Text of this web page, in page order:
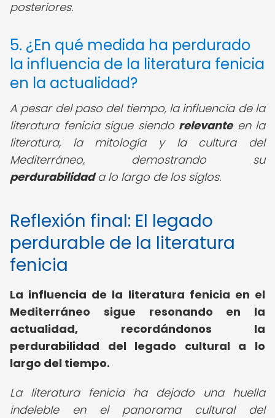
posteriores.
5. ¿En qué medida ha perdurado
la influencia de la literatura fenicia
en la actualidad?
A pesar del paso del tiempo, la influencia de la
literatura fenicia sigue siendo relevanteen la
literatura, la mitología y la cultura del
Mediterráneo, demostrando su
perdurabilidada lo largo de los siglos.
Reflexión final: El legado
perdurable de la literatura
fenicia
La influencia de la literatura fenicia en el
Mediterráneo sigue resonando en la
actualidad, recordándonos la
perdurabilidad del legado cultural a lo
largo del tiempo.
La literatura fenicia ha dejado una huella
indeleble en el panorama cultural del